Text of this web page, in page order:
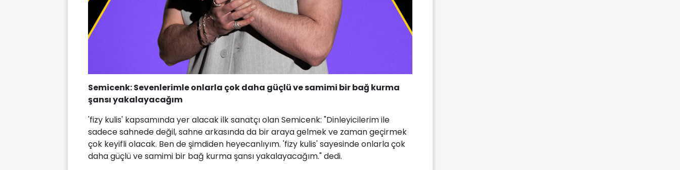
Semicenk: Sevenlerimle onlarla çok daha güçlü ve samimi bir bağ kurma
şansı yakalayacağım
'fizy kulis' kapsamında yer alacak ilk sanatçı olan Semicenk: "Dinleyicilerim ile
sadece sahnede değil, sahne arkasında da bir araya gelmek ve zaman geçirmek
çok keyifli olacak. Ben de şimdiden heyecanlıyım. 'fizy kulis' sayesinde onlarla çok
daha güçlü ve samimi bir bağ kurma şansı yakalayacağım." dedi.